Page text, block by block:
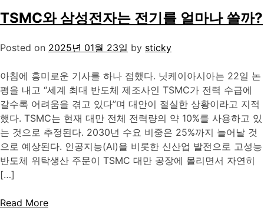
TSMC와 삼성전자는 전기를 얼마나 쓸까?
Posted on 2025년 01월 23일 by sticky
아침에 흥미로운 기사를 하나 접했다. 닛케이아시아는 22일 논
평을 내고 “세계 최대 반도체 제조사인 TSMC가 전력 수급에
갈수록 어려움을 겪고 있다”며 대안이 절실한 상황이라고 지적
했다. TSMC는 현재 대만 전체 전력량의 약 10%를 사용하고 있
는 것으로 추정된다. 2030년 수요 비중은 25%까지 늘어날 것
으로 예상된다. 인공지능(AI)을 비롯한 신산업 발전으로 고성능
반도체 위탁생산 주문이 TSMC 대만 공장에 몰리면서 자연히
[…]
Read More